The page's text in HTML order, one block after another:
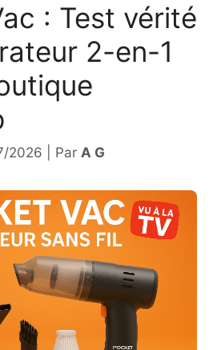
: Test vérité
2-en-1
2026 Par A G